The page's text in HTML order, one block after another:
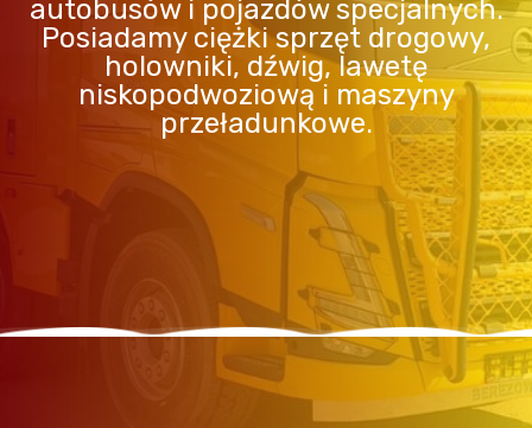
autobusów i pojazdów specjalnych.
Posiadamy ciężki sprzęt drogowy,
holowniki, dźwig, lawetę
niskopodwoziową i maszyny
przeładunkowe.